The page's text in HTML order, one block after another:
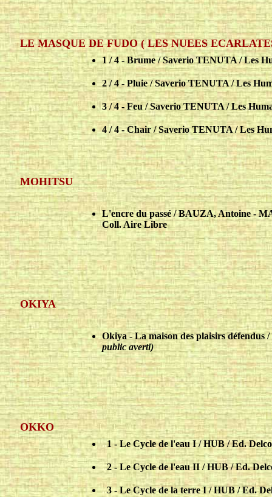
LE MASQUE DE FUDO ( LES NUEES
1 / 4 - Brume / Saverio TENUTA / Les
2 / 4 - Pluie / Saverio TENUTA / Les
3 / 4 - Feu / Saverio TENUTA / Les
4 / 4 - Chair / Saverio TENUTA / Les
MOHITSU
L'encre du passé / BAUZA, Antoine -
Coll. Aire Libre
OKIYA
Okiya - La maison des plaisirs
public averti)
OKKO
..1 - Le Cycle de l'eau I / HUB / Ed.
..2 - Le Cycle de l'eau II / HUB / Ed.
..3 - Le Cycle de la terre I / HUB / Ed.